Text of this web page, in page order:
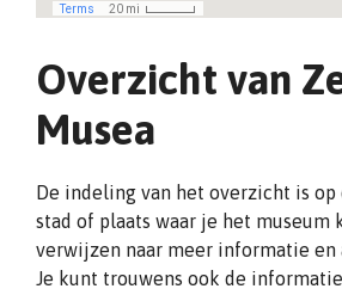
Overzicht van
Musea
De indeling van het overzicht is op
stad of plaats waar je het museum
verwijzen naar meer informatie en
Je kunt trouwens ook de